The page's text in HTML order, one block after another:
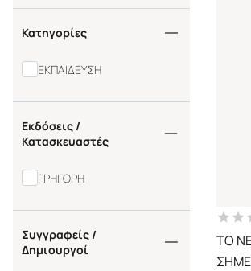
Κατηγορίες
ΕΚΠΑΙΔΕΥΣΗ
Εκδόσεις /
Κατασκευαστές
ΓΡΗΓΟΡΗ
Συγγραφείς /
Δημιουργοί
ΤΟ